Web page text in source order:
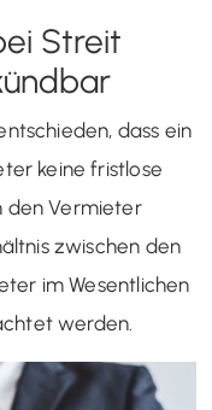
Streit
dass ein
keine fristlose
den Vermieter
zwischen den
im Wesentlichen
werden.